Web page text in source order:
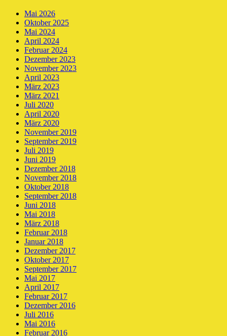
Mai 2026
Oktober 2025
Mai 2024
April 2024
Februar 2024
Dezember 2023
November 2023
April 2023
März 2023
März 2021
Juli 2020
April 2020
März 2020
November 2019
September 2019
Juli 2019
Juni 2019
Dezember 2018
November 2018
Oktober 2018
September 2018
Juni 2018
Mai 2018
März 2018
Februar 2018
Januar 2018
Dezember 2017
Oktober 2017
September 2017
Mai 2017
April 2017
Februar 2017
Dezember 2016
Juli 2016
Mai 2016
Februar 2016